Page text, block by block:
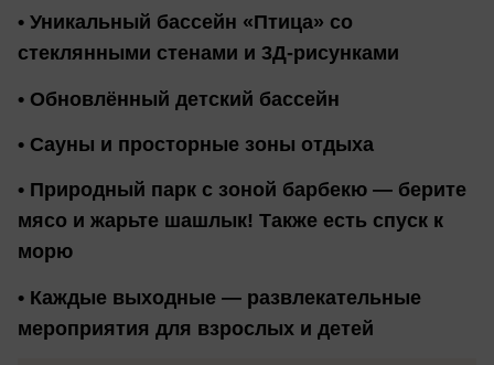
• Уникальный бассейн «Птица» со
стеклянными стенами и 3Д-рисунками
• Обновлённый детский бассейн
• Сауны и просторные зоны отдыха
• Природный парк с зоной барбекю — берите
мясо и жарьте шашлык! Также есть спуск к
морю
• Каждые выходные — развлекательные
мероприятия для взрослых и детей